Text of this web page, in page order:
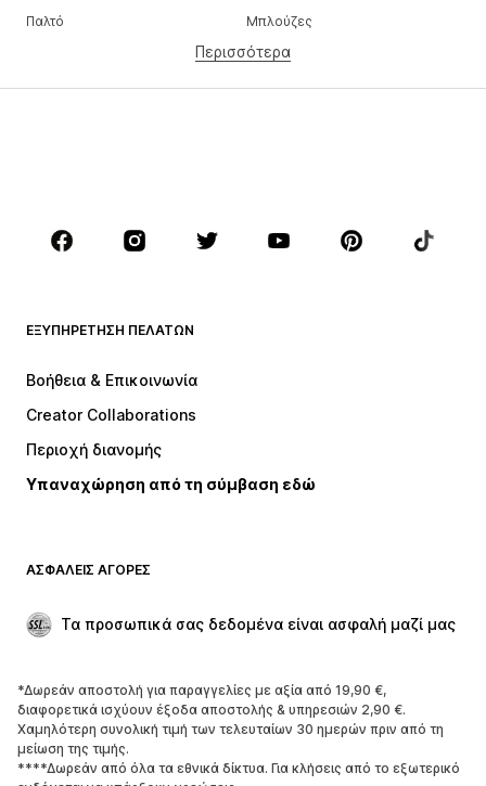
Παλτό
Μπλούζες
Εσώρουχα
Φούστες
Πουκάμισα και τουνίκ
Αξεσουάρ
Premium
ΝΕΑ
Εσώρουχα
Παλτό
Φούστες
Περιστάσεις
Aποκλειστικά
ΠΑΠΟΎΤΣΙΑ
ΝΕΑ
Trending
Sneakers
Μποτάκια
Περισσότερα
ΕΞΥΠΗΡΈΤΗΣΗ ΠΕΛΑΤΏΝ
Βοήθεια & Επικοινωνία
Creator Collaborations
Περιοχή διανομής
Υπαναχώρηση από τη σύμβαση εδώ
ΑΣΦΑΛΕΊΣ ΑΓΟΡΈΣ
Τα προσωπικά σας δεδομένα είναι ασφαλή μαζί μας
*Δωρεάν αποστολή για παραγγελίες με αξία από 19,90 €,
διαφορετικά ισχύουν έξοδα αποστολής & υπηρεσιών 2,90 €.
Χαμηλότερη συνολική τιμή των τελευταίων 30 ημερών πριν από τη
μείωση της τιμής.
****Δωρεάν από όλα τα εθνικά δίκτυα. Για κλήσεις από το εξωτερικό